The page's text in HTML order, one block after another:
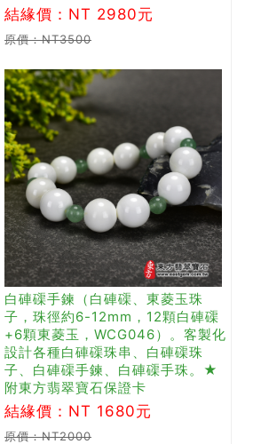
結緣價：NT 2980元
原價：NT3500
白硨磲手鍊（白硨磲、東菱玉珠
子，珠徑約6-12mm，12顆白硨磲
+6顆東菱玉，WCG046）。客製化
設計各種白硨磲珠串、白硨磲珠
子、白硨磲手鍊、白硨磲手珠。★
附東方翡翠寶石保證卡
結緣價：NT 1680元
原價：NT2000